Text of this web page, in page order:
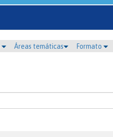
Áreas temáticas Formato